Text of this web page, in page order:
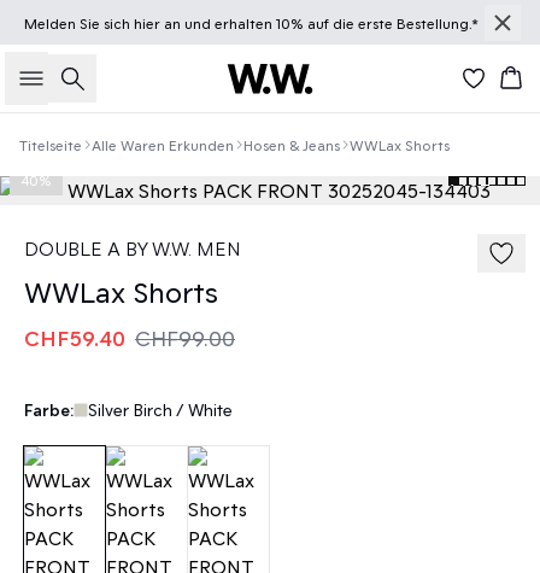
Melden Sie sich hieran und erhalten 10% auf die erste Bestellung.*
Suche
Titelseite Alle Waren Erkunden Hosen & Jeans WWLax Shorts
40%
DOUBLE A BY W.W. MEN
WWLax Shorts
CHF59.40 CHF99.00
Farbe: Silver Birch / White